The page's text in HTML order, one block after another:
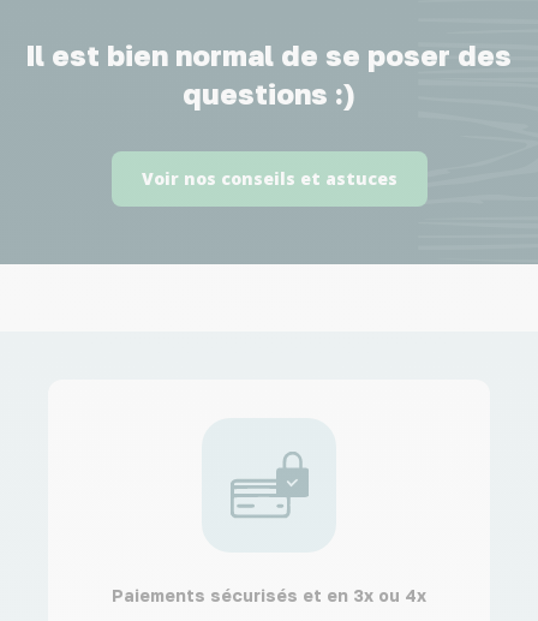
Il est bien normal de se poser des
questions :)
Voir nos conseils et astuces
Paiements sécurisés et en 3x ou 4x